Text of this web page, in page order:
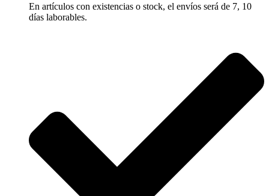
En artículos con existencias o stock, el envíos será de 7, 10
días laborables.